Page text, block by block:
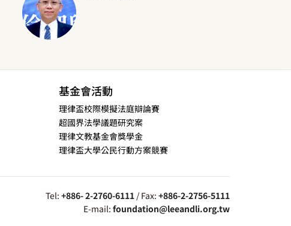
基金會活動
理律盃校際模擬法庭辯論賽
超國界法學議題研究案
理律文教基金會獎學金
理律盃大學公民行動方案競賽
Tel: +886- 2-2760-6111 / Fax: +886-2-2756-5111
E-mail: foundation@leeandli.org.tw